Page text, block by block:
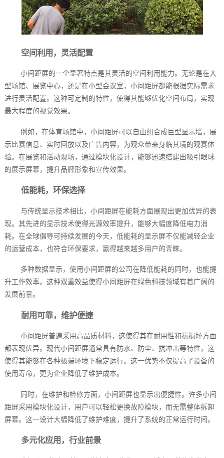
空间利用，灵活配置
小间距屏的一个显著特点是其灵活的空间利用能力。无论是在大
型场馆、展览中心，还是在小型会议室，小间距屏都能根据实际需求
进行灵活配置。这种可定制的特性，使得其能够优化空间布局，实现
最大程度的视觉效果。
例如，在体育场馆中，小间距屏可以自由组合成巨型显示墙，展
示比赛信息、实时回放以及广告内容，为观众带来身临其境的观赛体
验。在展览和活动现场，通过模块化设计，能够迅速搭建出吸引眼球
的展示屏幕，提升品牌形象和宣传效果。
低能耗，环保选择
与传统显示技术相比，小间距屏在能耗方面展现出更加优异的表
现。其先进的显示技术使得光源效率提升，能够大幅度降低电力消
耗。在全球倡导可持续发展的今天，低能耗的显示屏不仅能减轻企业
的运营成本，也符合环保要求，赢得越来越多用户的青睐。
多种数据显示，使用小间距屏的公司在降低能耗的同时，也能提
升工作效率。这种双重效益使得小间距屏在绿色科技领域有着广阔的
发展前景。
耐用可靠，维护便捷
小间距屏普遍采用高品质材料，这使得其在耐用性和抗损坏方面
都表现优异。现代小间距屏通常具有防水、防尘、抗冲击等特性，这
使得其能够在各种极端环境下稳定运行。这一优势不仅提高了设备的
使用寿命，更为企业降低了维护成本。
同时，在维护和检修方面，小间距屏也显示出便捷性。许多小间
距屏采用模块化设计，用户可以轻松更换故障模块，而无需整体拆卸
屏幕。这一设计大幅降低了维护难度，提升了系统的正常运行时间。
多元化应用，行业前景